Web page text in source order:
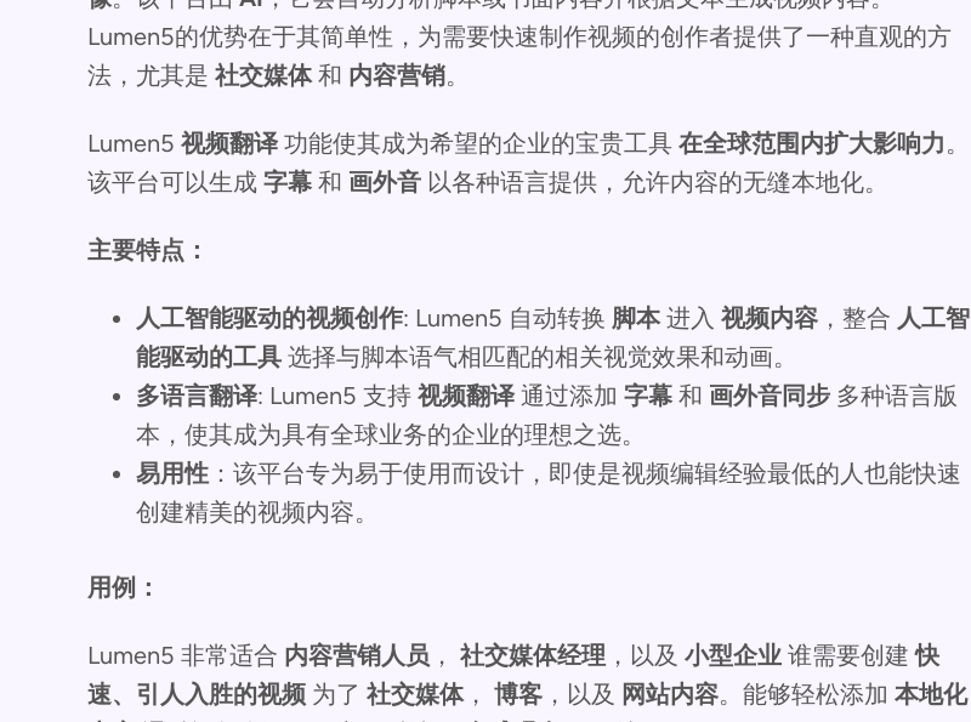
Lumen5的优势在于其简单性，为需要快速制作视频的创作者提供了一种直观的方
法，尤其是 社交媒体和 内容营销。
Lumen5 视频翻译 功能使其成为希望的企业的宝贵工具 在全球范围内扩大影响力。
该平台可以生成 字幕 和 画外音 以各种语言提供，允许内容的无缝本地化。
主要特点：
人工智能驱动的视频创作: Lumen5 自动转换 脚本进入 视频内容 ，整合 人工智
能驱动的工具 选择与脚本语气相匹配的相关视觉效果和动画。
多语言翻译: Lumen5 支持 视频翻译 通过添加 字幕 和 画外音同步 多种语言版
本，使其成为具有全球业务的企业的理想之选。
易用性 ：该平台专为易于使用而设计，即使是视频编辑经验最低的人也能快速
创建精美的视频内容。
用例：
Lumen5 非常适合 内容营销人员 ， 社交媒体经理 ，以及 小型企业 谁需要创建快
速、引人入胜的视频 为了 社交媒体， 博客 ，以及 网站内容。能够轻松添加 本地化